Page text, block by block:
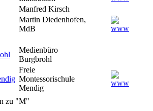
Manfred Kirsch
Martin Diedenhofen,
MdB
Medienbüro
Burgbrohl
Freie
Montessorischule
Mendig
zu "M"